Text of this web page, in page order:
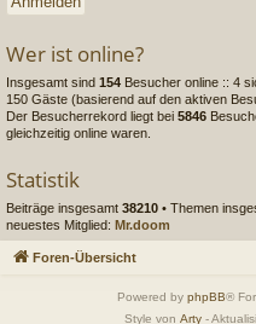
Wer ist online?
Insgesamt sind 154 Besucher online :: 4
150 Gäste (basierend auf den aktiven
Der Besucherrekord liegt bei 5846
gleichzeitig online waren.
Statistik
Beiträge insgesamt 38210 • Themen
neuestes Mitglied: Mr.doom
Foren-Übersicht
Powered by phpBB®
Style von Arty-